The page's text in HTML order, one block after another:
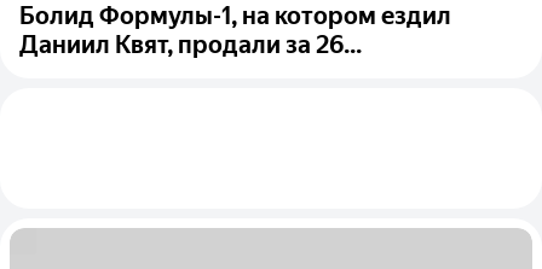
Болид Формулы-1, на котором ездил
Даниил Квят, продали за 26...